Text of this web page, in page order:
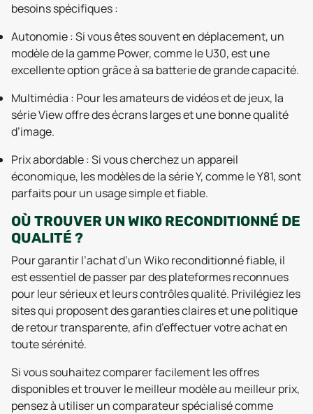
besoins spécifiques :
Autonomie : Si vous êtes souvent en déplacement, un
modèle de la gamme Power, comme le U30, est une
excellente option grâce à sa batterie de grande capacité.
Multimédia : Pour les amateurs de vidéos et de jeux, la
série View offre des écrans larges et une bonne qualité
d’image.
Prix abordable : Si vous cherchez un appareil
économique, les modèles de la série Y, comme le Y81, sont
parfaits pour un usage simple et fiable.
OÙ TROUVER UN WIKO RECONDITIONNÉ DE
QUALITÉ ?
Pour garantir l’achat d’un Wiko reconditionné fiable, il
est essentiel de passer par des plateformes reconnues
pour leur sérieux et leurs contrôles qualité. Privilégiez les
sites qui proposent des garanties claires et une politique
de retour transparente, afin d’effectuer votre achat en
toute sérénité.
Si vous souhaitez comparer facilement les offres
disponibles et trouver le meilleur modèle au meilleur prix,
pensez à utiliser un comparateur spécialisé comme